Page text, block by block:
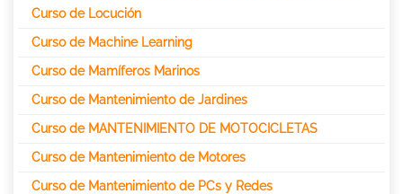
Curso de Locución
Curso de Machine Learning
Curso de Mamíferos Marinos
Curso de Mantenimiento de Jardines
Curso de MANTENIMIENTO DE MOTOCICLETAS
Curso de Mantenimiento de Motores
Curso de Mantenimiento de PCs y Redes